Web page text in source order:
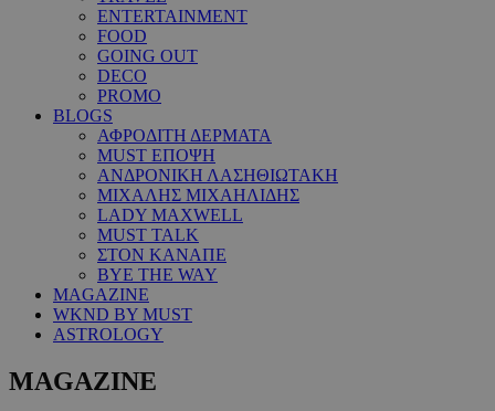
ENTERTAINMENT
FOOD
GOING OUT
DECO
PROMO
BLOGS
ΑΦΡΟΔΙΤΗ ΔΕΡΜΑΤΑ
MUST ΕΠΟΨΗ
ΑΝΔΡΟΝΙΚΗ ΛΑΣΗΘΙΩΤΑΚΗ
ΜΙΧΑΛΗΣ ΜΙΧΑΗΛΙΔΗΣ
LADY MAXWELL
MUST TALK
ΣΤΟΝ ΚΑΝΑΠΕ
BYE THE WAY
MAGAZINE
WKND BY MUST
ASTROLOGY
MAGAZINE